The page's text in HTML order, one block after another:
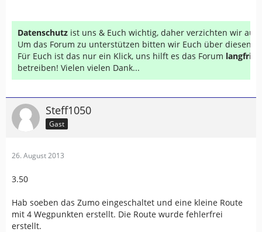
Datenschutz ist uns & Euch wichtig, daher verzichten wir auf
Um das Forum zu unterstützen bitten wir Euch über diesen
Für Euch ist das nur ein Klick, uns hilft es das Forum
betreiben! Vielen vielen Dank...
Steff1050
Gast
26. August 2013
3.50
Hab soeben das Zumo eingeschaltet und eine kleine Route
mit 4 Wegpunkten erstellt. Die Route wurde fehlerfrei
erstellt.